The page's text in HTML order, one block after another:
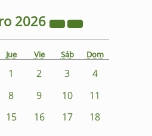
2026
Jue Vie Sáb Dom
1 2 3
4
8 9 10
11
15 16 17
18